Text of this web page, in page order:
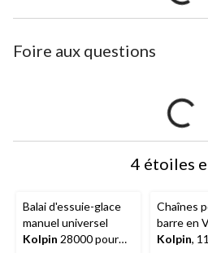
Foire aux questions
4 étoiles
Balai d'essuie-glace
manuel universel
Kolpin 28000 pour
Chaînes
barre en
Kolpin,